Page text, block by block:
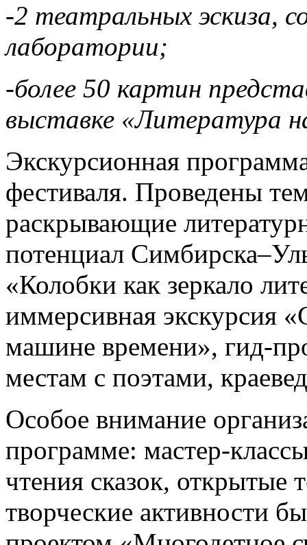
-2 театральных эскиза,
лаборатории;
-более 50 картин
выставке «Литература
Экскурсионная
фестиваля. Проведены
раскрывающие
потенциал
«Колобки как зеркало
иммерсивная экскурсия
машине времени», гид-
местам с поэтами,
Особое внимание
программе: мастер-
чтения сказок, открытые
творческие активности